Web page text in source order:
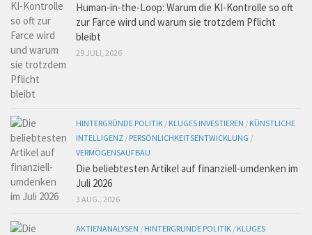
Human-in-the-Loop: Warum die KI-Kontrolle so oft
zur Farce wird und warum sie trotzdem Pflicht
bleibt
29 JULI, 2026
HINTERGRÜNDE POLITIK / KLUGES INVESTIEREN / KÜNSTLICHE
INTELLIGENZ / PERSÖNLICHKEITSENTWICKLUNG /
VERMÖGENSAUFBAU
Die beliebtesten Artikel auf finanziell-umdenken im
Juli 2026
3 AUG., 2026
AKTIENANALYSEN / HINTERGRÜNDE POLITIK / KLUGES